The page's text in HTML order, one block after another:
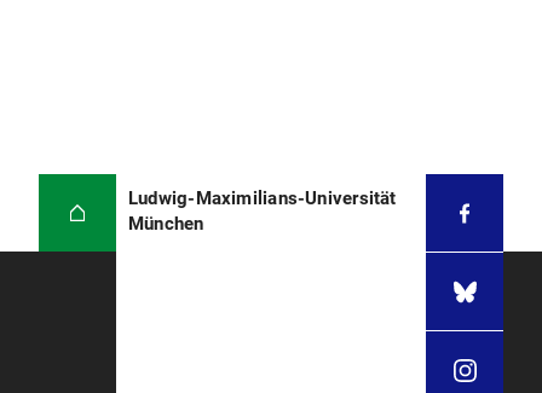
Ludwig-Maximilians-Universität
München